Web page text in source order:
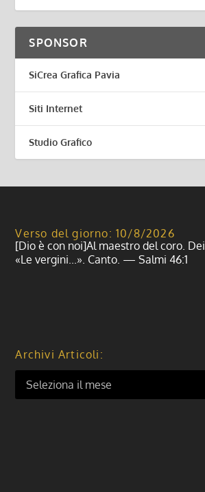
SPONSOR
SiCrea Grafica Pavia
Siti Internet
Studio Grafico
Verso del giorno: 10/8/2026
[Dio è con noi]Al maestro del coro.
«Le vergini...». Canto. — Salmi 46:1
Archivi Articoli: